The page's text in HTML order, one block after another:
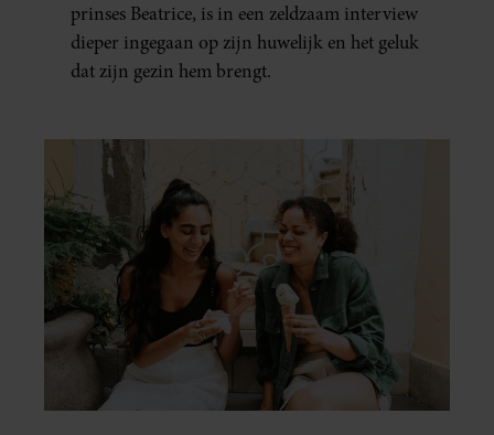
prinses Beatrice, is in een zeldzaam interview
dieper ingegaan op zijn huwelijk en het geluk
dat zijn gezin hem brengt.